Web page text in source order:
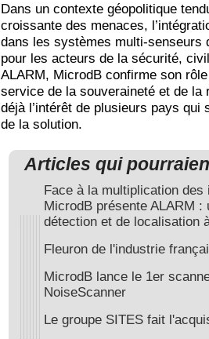
Dans un contexte géopolitique
croissante des menaces,
dans les systèmes multi-senseurs
pour les acteurs de la sécurité,
ALARM, MicrodB confirme son
service de la souveraineté et de
déjà l’intérêt de plusieurs pays
de la solution.
Articles qui
Face à la multiplication
MicrodB présente ALARM
détection et de localisation
Fleuron de l'industrie
MicrodB lance le 1er
NoiseScanner
Le groupe SITES fait